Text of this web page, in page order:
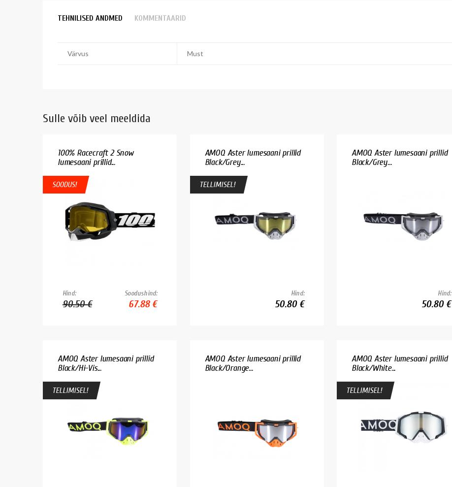
TEHNILISED ANDMED KOMMENTAARID
Värvus Must
Sulle võib veel meeldida
100% Racecraft 2 Snow
lumesaani prillid...
SOODUS!
Hind:
90.50 €
Soodushind:
67.88 €
AMOQ Aster lumesaani prillid
Black/Grey...
TELLIMISEL!
Hind:
50.80 €
AMOQ Aster lumesaani prillid
Black/Grey...
Hind:
50.80 €
AMOQ Aster lumesaani prillid
Black/Hi-Vis...
TELLIMISEL!
AMOQ Aster lumesaani prillid
Black/Orange...
AMOQ Aster lumesaani prillid
Black/White...
TELLIMISEL!